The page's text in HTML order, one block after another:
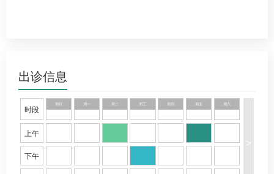
出诊信息
时段
上午
下午
周日 周一 周三 周四 周五 周六
>